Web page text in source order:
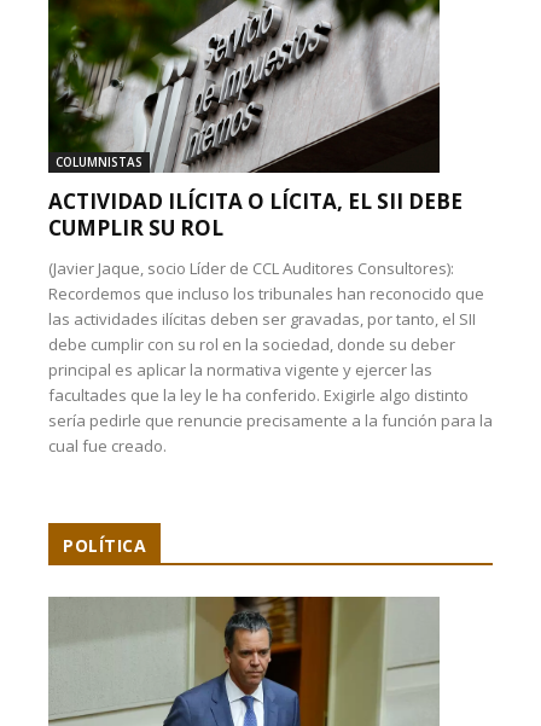
COLUMNISTAS
ACTIVIDAD ILÍCITA O LÍCITA, EL SII DEBE
CUMPLIR SU ROL
(Javier Jaque, socio Líder de CCL Auditores Consultores):
Recordemos que incluso los tribunales han reconocido que
las actividades ilícitas deben ser gravadas, por tanto, el SII
debe cumplir con su rol en la sociedad, donde su deber
principal es aplicar la normativa vigente y ejercer las
facultades que la ley le ha conferido. Exigirle algo distinto
sería pedirle que renuncie precisamente a la función para la
cual fue creado.
POLÍTICA